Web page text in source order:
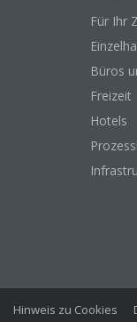
Für Ihr
Büros
Freizeit
Hotels
Hinweis zu Cookies